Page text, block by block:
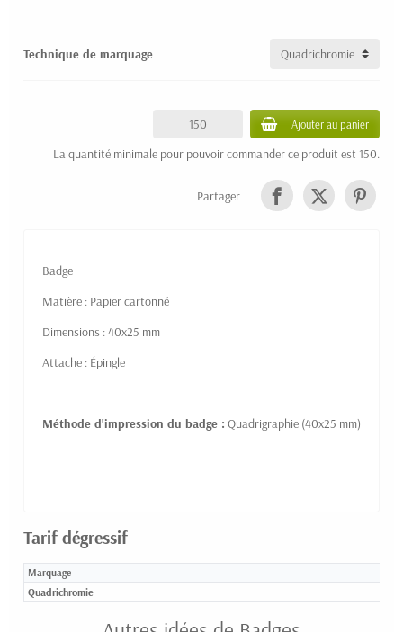
Technique de marquage
Ajouter au panier
La quantité minimale pour pouvoir commander ce produit est 150.
Partager
Badge
Matière : Papier cartonné
Dimensions : 40x25 mm
Attache : Épingle
Méthode d'impression du badge : Quadrigraphie (40x25 mm)
Tarif dégressif
Marquage
Quadrichromie